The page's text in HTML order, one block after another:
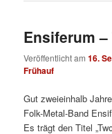
Ensiferum –
Veröffentlicht am16.
Frühauf
Gut zweieinhalb
Folk-Metal-Band
Es trägt den Titel